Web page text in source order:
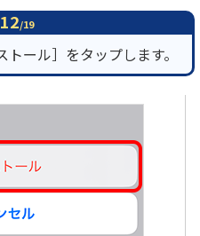
12/19
ール］をタップします。